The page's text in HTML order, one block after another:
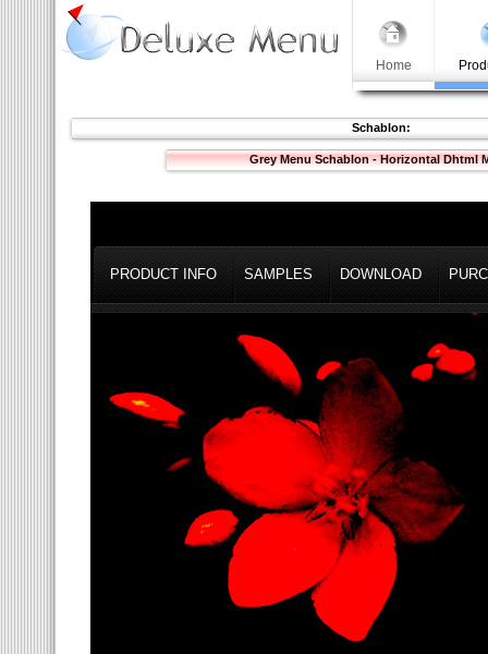
Home
Schablon:
Grey Menu Schablon - Horizontal Dhtml
PRODUCT INFO SAMPLES DOWNLOAD